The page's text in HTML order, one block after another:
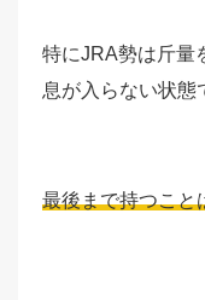
特にJRA勢は斤量
息が入らない状態
最後まで持つこと